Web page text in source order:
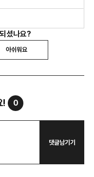
셨나요?
아쉬워요
! 0
댓글남기기